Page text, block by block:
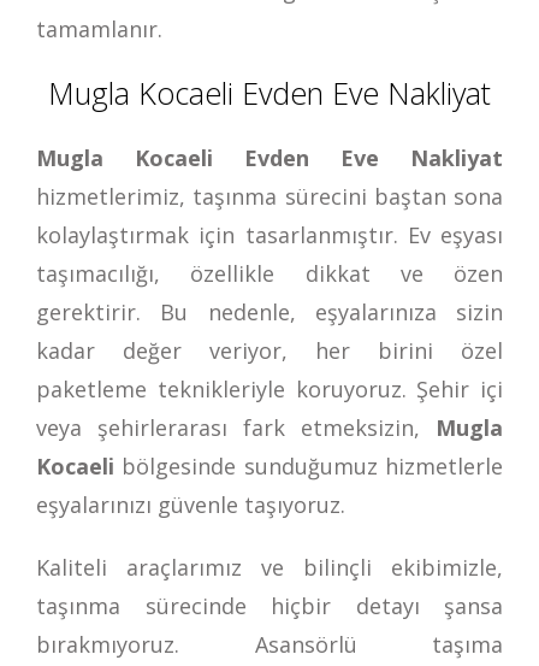
tamamlanır.
Mugla Kocaeli Evden Eve Nakliyat
Mugla Kocaeli Evden Eve Nakliyat
hizmetlerimiz, taşınma sürecini baştan sona
kolaylaştırmak için tasarlanmıştır. Ev eşyası
taşımacılığı, özellikle dikkat ve özen
gerektirir. Bu nedenle, eşyalarınıza sizin
kadar değer veriyor, her birini özel
paketleme teknikleriyle koruyoruz. Şehir içi
veya şehirlerarası fark etmeksizin, Mugla
Kocaeli bölgesinde sunduğumuz hizmetlerle
eşyalarınızı güvenle taşıyoruz.
Kaliteli araçlarımız ve bilinçli ekibimizle,
taşınma sürecinde hiçbir detayı şansa
bırakmıyoruz. Asansörlü taşıma